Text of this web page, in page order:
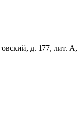
д. 177, лит. А,